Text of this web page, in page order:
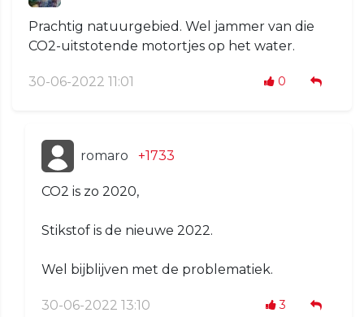
Prachtig natuurgebied. Wel jammer van die
CO2-uitstotende motortjes op het water.
30-06-2022 11:01 0
romaro +1733
CO2 is zo 2020,
Stikstof is de nieuwe 2022.
Wel bijblijven met de problematiek.
30-06-2022 13:10 3